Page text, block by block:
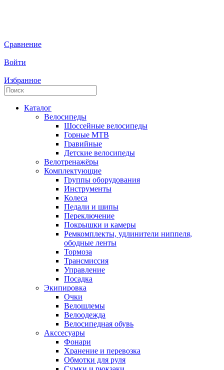
Сравнение
Войти
Избранное
Каталог
Велосипеды
Шоссейные велосипеды
Горные МTB
Гравийные
Детские велосипеды
Велотренажёры
Комплектующие
Группы оборудования
Инструменты
Колеса
Педали и шипы
Переключение
Покрышки и камеры
Ремкомплекты, удлинители ниппеля,
ободные ленты
Тормоза
Трансмиссия
Управление
Посадка
Экипировка
Очки
Велошлемы
Велоодежда
Велосипедная обувь
Акссесуары
Фонари
Хранение и перевозка
Обмотки для руля